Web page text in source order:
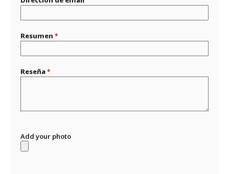
Resumen
Reseña
Add your photo